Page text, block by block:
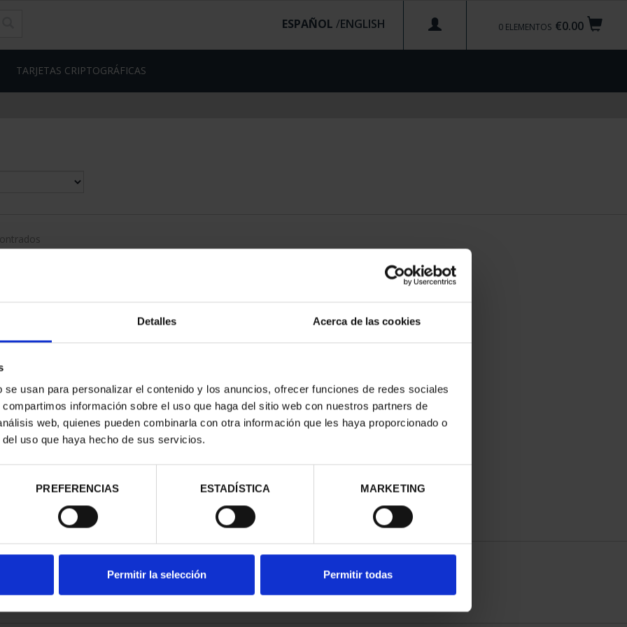
Detalles Acerca de las cookies
usan para personalizar el contenido y los anuncios, ofrecer funciones de redes sociales
información sobre el uso que haga del sitio web con nuestros partners de
web, quienes pueden combinarla con otra información que les haya proporcionado o
uso que haya hecho de sus servicios.
PREFERENCIAS ESTADÍSTICA MARKETING
Permitir la selección Permitir todas
€0.00
0 ELEMENTOS
ESPAÑOL /
TARJETAS CRIPTOGRÁFICAS
III -